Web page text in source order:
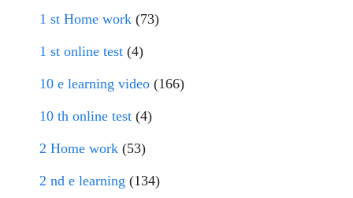
1 st Home work (73)
1 st online test (4)
10 e learning video (166)
10 th online test (4)
2 Home work (53)
2 nd e learning (134)